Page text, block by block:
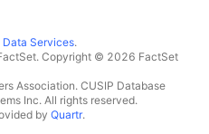
Data Services.
Copyright © 2026 FactSet
Association. CUSIP Database
Inc. All rights reserved.
by Quartr.